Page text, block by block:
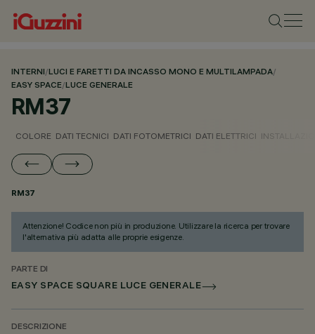
INTERNI/LUCI E FARETTI DA INCASSO MONO E MULTILAMPADA/
EASY SPACE/LUCE GENERALE
RM37
COLORE DATI TECNICI DATI FOTOMETRICI DATI ELETTRICI
RM37
Attenzione! Codice non più in produzione. Utilizzare la ricerca per trovare
l'alternativa più adatta alle proprie esigenze.
PARTE DI
EASY SPACE SQUARE LUCE GENERALE
DESCRIZIONE